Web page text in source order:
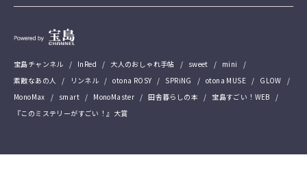
宝島チャンネル InRed 大人のおしゃれ手帖 sweet
mini
素敵なあの人
リンネル otona ROSY SPRiNG otona MUSE
GLOW
MonoMax
smart MonoMaster 田舎暮らしの本
宝島すごい！WEB
『このミステリーがすごい！』大賞